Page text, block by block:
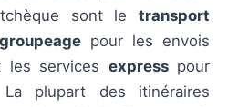
tchèque sont le transport
groupeagepour les envois
les services expresspour
plupart des itinéraires